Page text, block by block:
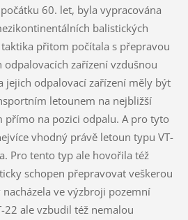
60. let, byla vypracována
balistických
přitom počítala s přepravou
zařízení vzdušnou
jejich odpalovací zařízení měly být
letounem na nejbližší
přímo na pozici odpalu. A pro tyto
vhodný právě letoun typu VT-
Pro tento typ ale hovořila též
schopen přepravovat veškerou
ve výzbroji pozemní
22 ale vzbudil též nemalou